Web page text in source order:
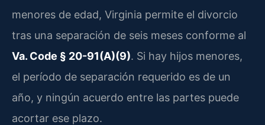
menores de edad, Virginia permite el divorcio
tras una separación de seis meses conforme al
Va. Code § 20-91(A)(9). Si hay hijos menores,
el período de separación requerido es de un
año, y ningún acuerdo entre las partes puede
acortar ese plazo.